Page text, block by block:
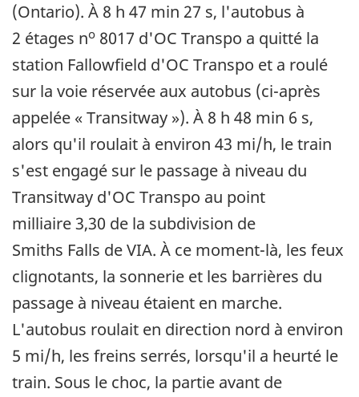
(Ontario). À 8 h 47 min 27 s, l'autobus à
2 étages no 8017 d'OC Transpo a quitté la
station Fallowfield d'OC Transpo et a roulé
sur la voie réservée aux autobus (ci-après
appelée « Transitway »). À 8 h 48 min 6 s,
alors qu'il roulait à environ 43 mi/h, le train
s'est engagé sur le passage à niveau du
Transitway d'OC Transpo au point
milliaire 3,30 de la subdivision de
Smiths Falls de VIA. À ce moment-là, les feux
clignotants, la sonnerie et les barrières du
passage à niveau étaient en marche.
L'autobus roulait en direction nord à environ
5 mi/h, les freins serrés, lorsqu'il a heurté le
train. Sous le choc, la partie avant de